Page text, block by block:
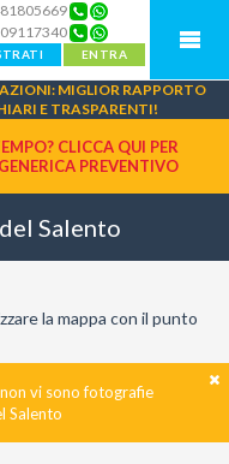
ENTRA
MIGLIOR RAPPORTO
E TRASPARENTI!
CLICCA QUI PER
PREVENTIVO
Salento
la mappa con il punto
vi sono fotografie
Salento